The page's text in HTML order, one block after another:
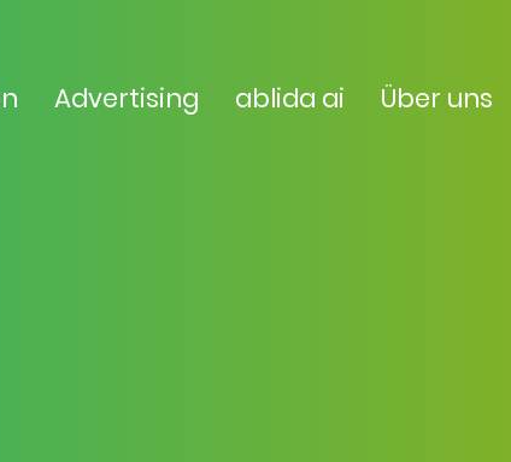
Advertising ablida ai Über uns